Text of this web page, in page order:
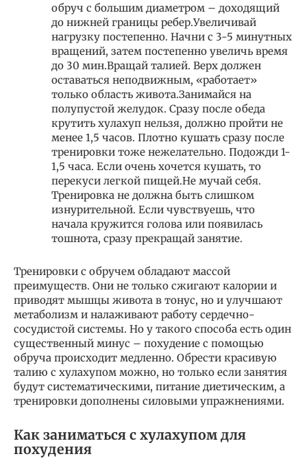
обруч с большим диаметром – доходящий
до нижней границы ребер.Увеличивай
нагрузку постепенно. Начни с 3-5 минутных
вращений, затем постепенно увеличь время
до 30 мин.Вращай талией. Верх должен
оставаться неподвижным, «работает»
только область живота.Занимайся на
полупустой желудок. Сразу после обеда
крутить хулахуп нельзя, должно пройти не
менее 1,5 часов. Плотно кушать сразу после
тренировки тоже нежелательно. Подожди 1-
1,5 часа. Если очень хочется кушать, то
перекуси легкой пищей.Не мучай себя.
Тренировка не должна быть слишком
изнурительной. Если чувствуешь, что
начала кружится голова или появилась
тошнота, сразу прекращай занятие.
Тренировки с обручем обладают массой
преимуществ. Они не только сжигают калории и
приводят мышцы живота в тонус, но и улучшают
метаболизм и налаживают работу сердечно-
сосудистой системы. Но у такого способа есть один
существенный минус – похудение с помощью
обруча происходит медленно. Обрести красивую
талию с хулахупом можно, но только если занятия
будут систематическими, питание диетическим, а
тренировки дополнены силовыми упражнениями.
Как заниматься с хулахупом для
похудения